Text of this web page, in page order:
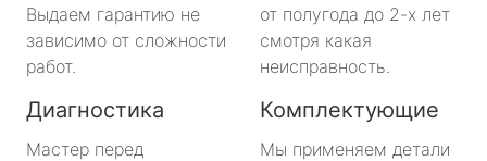
Выдаем гарантию не
зависимо от сложности
работ.
от полугода до 2-х лет
смотря какая
неисправность.
Диагностика
Мастер перед
Комплектующие
Мы применяем детали